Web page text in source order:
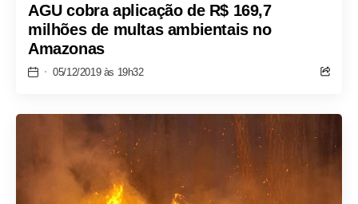
AGU cobra aplicação de R$ 169,7
milhões de multas ambientais no
Amazonas
05/12/2019 às 19h32